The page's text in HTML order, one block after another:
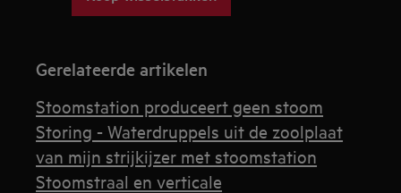
Gerelateerde artikelen
Stoomstation produceert geen stoom
Storing - Waterdruppels uit de zoolplaat
van mijn strijkijzer met stoomstation
Stoomstraal en verticale